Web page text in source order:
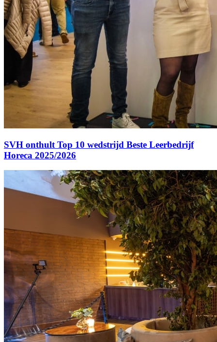
SVH onthult Top 10 wedstrijd Beste Leerbedrijf
Horeca 2025/2026